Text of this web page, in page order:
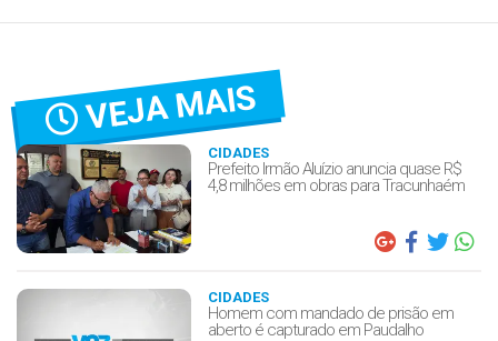
VEJA MAIS
CIDADES
Prefeito Irmão Aluízio anuncia quase R$
4,8 milhões em obras para Tracunhaém
CIDADES
Homem com mandado de prisão em
aberto é capturado em Paudalho